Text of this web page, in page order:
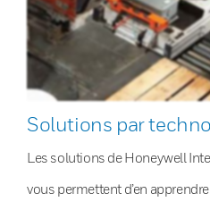
Solutions par
Les solutions de Honeywell
vous permettent d’en